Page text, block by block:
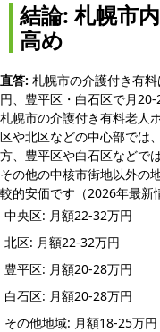
結論: 札幌市
高め
直答: 札幌市の介護付き有
円、豊平区・白石区で月
札幌市の介護付き有料老人
区や北区などの中心部では
方、豊平区や白石区などで
その他の中核市街地以外の
較的安価です（2026年最新
中央区: 月額22-32万円
北区: 月額22-32万円
豊平区: 月額20-28万円
白石区: 月額20-28万円
その他地域: 月額18-25万円